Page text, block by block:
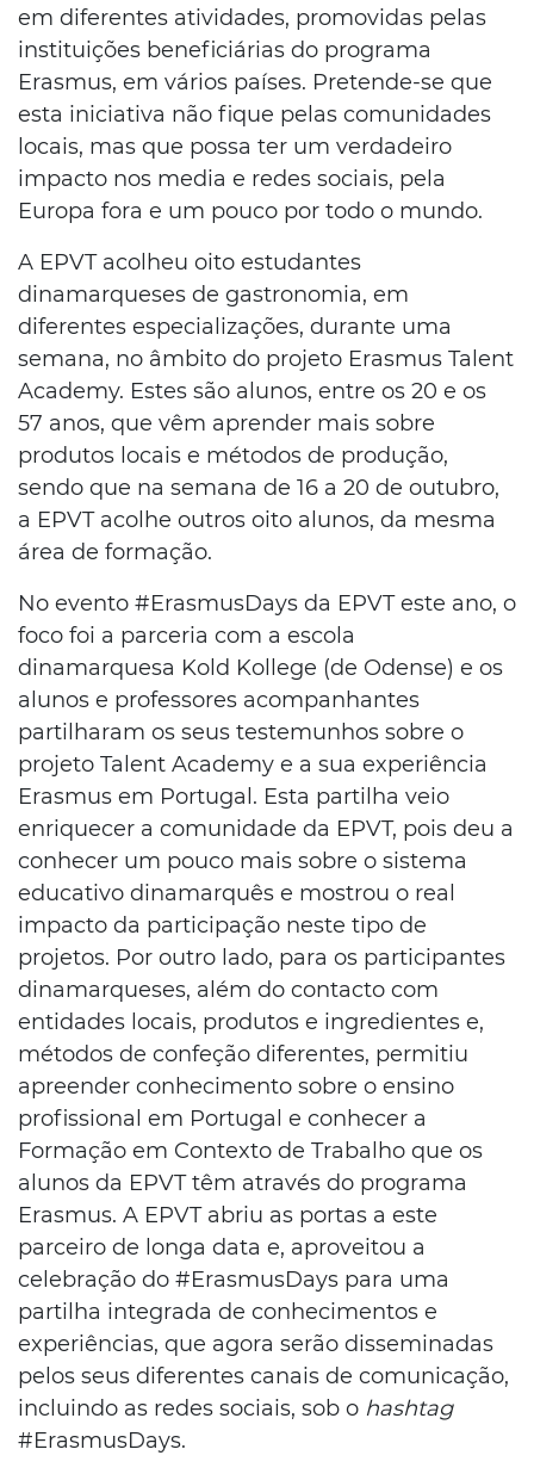
em diferentes atividades, promovidas pelas
instituições beneficiárias do programa
Erasmus, em vários países. Pretende-se que
esta iniciativa não fique pelas comunidades
locais, mas que possa ter um verdadeiro
impacto nos media e redes sociais, pela
Europa fora e um pouco por todo o mundo.
A EPVT acolheu oito estudantes
dinamarqueses de gastronomia, em
diferentes especializações, durante uma
semana, no âmbito do projeto Erasmus Talent
Academy. Estes são alunos, entre os 20 e os
57 anos, que vêm aprender mais sobre
produtos locais e métodos de produção,
sendo que na semana de 16 a 20 de outubro,
a EPVT acolhe outros oito alunos, da mesma
área de formação.
No evento #ErasmusDays da EPVT este ano, o
foco foi a parceria com a escola
dinamarquesa Kold Kollege (de Odense) e os
alunos e professores acompanhantes
partilharam os seus testemunhos sobre o
projeto Talent Academy e a sua experiência
Erasmus em Portugal. Esta partilha veio
enriquecer a comunidade da EPVT, pois deu a
conhecer um pouco mais sobre o sistema
educativo dinamarquês e mostrou o real
impacto da participação neste tipo de
projetos. Por outro lado, para os participantes
dinamarqueses, além do contacto com
entidades locais, produtos e ingredientes e,
métodos de confeção diferentes, permitiu
apreender conhecimento sobre o ensino
profissional em Portugal e conhecer a
Formação em Contexto de Trabalho que os
alunos da EPVT têm através do programa
Erasmus. A EPVT abriu as portas a este
parceiro de longa data e, aproveitou a
celebração do #ErasmusDays para uma
partilha integrada de conhecimentos e
experiências, que agora serão disseminadas
pelos seus diferentes canais de comunicação,
incluindo as redes sociais, sob o hashtag
#ErasmusDays.